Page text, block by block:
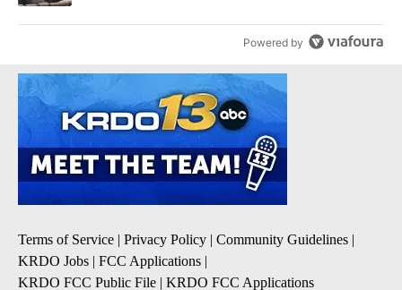
Powered by
Terms of Service | Privacy Policy | Community Guidelines |
KRDO Jobs | FCC Applications |
KRDO FCC Public File | KRDO FCC Applications